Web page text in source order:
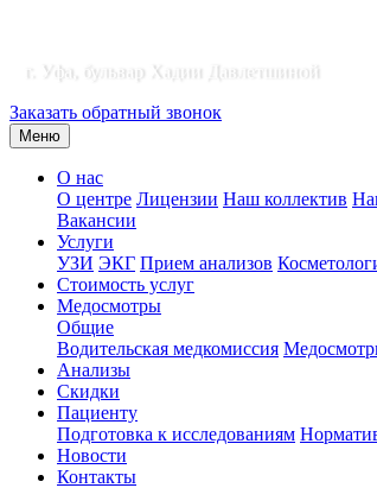
г. Уфа, бульвар Хадии Давлетшиной
Заказать обратный звонок
Меню
О нас
О центре Лицензии Наш коллектив
Вакансии
Услуги
УЗИ ЭКГ Прием анализов
Стоимость услуг
Медосмотры
Общие
Водительская медкомиссия
Анализы
Скидки
Пациенту
Подготовка к исследованиям
Новости
Контакты